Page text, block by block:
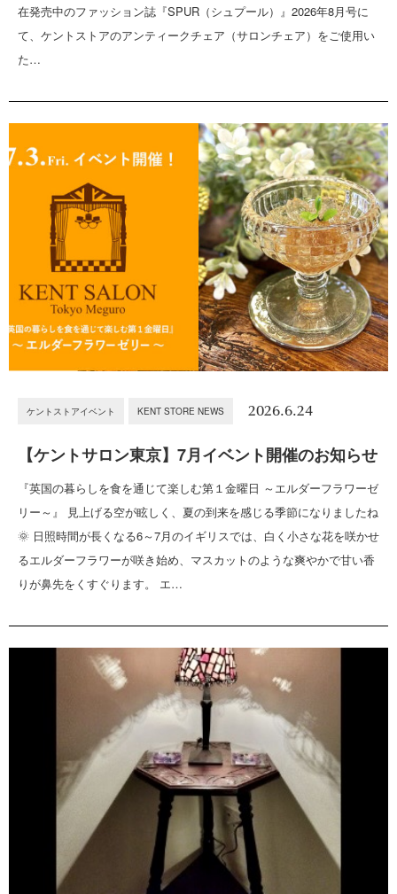
在発売中のファッション誌『SPUR（シュプール）』2026年8月号に
て、ケントストアのアンティークチェア（サロンチェア）をご使用い
た…
ケントストアイベント KENT STORE NEWS 2026.6.24
【ケントサロン東京】7月イベント開催のお知らせ
『英国の暮らしを食を通じて楽しむ第１金曜日 ～エルダーフラワーゼ
リー～』 見上げる空が眩しく、夏の到来を感じる季節になりましたね
🌞 日照時間が長くなる6～7月のイギリスでは、白く小さな花を咲かせ
るエルダーフラワーが咲き始め、マスカットのような爽やかで甘い香
りが鼻先をくすぐります。 エ…